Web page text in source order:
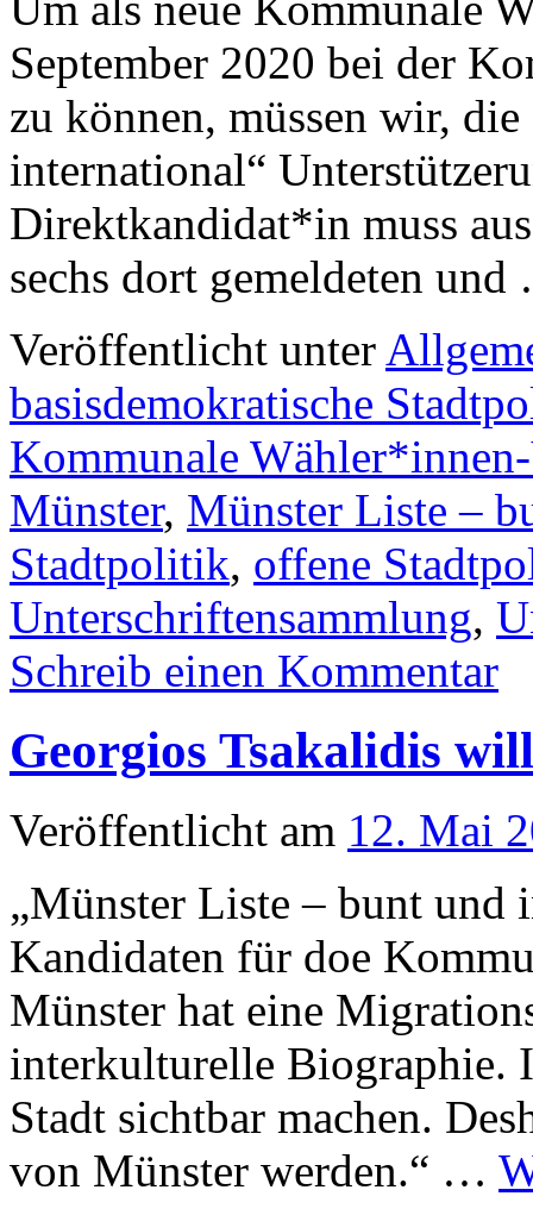
September 2020 bei der
zu können, müssen wir,
international“
Direktkandidat*in muss
sechs dort gemeldeten
Veröffentlicht unter
basisdemokratische
Kommunale
Münster, Münster Liste –
Stadtpolitik, offene
Unterschriftensammlung,
Schreib einen Kommentar
Georgios Tsakalidis
Veröffentlicht am 12. Mai
„Münster Liste – bunt und
Kandidaten für doe
Münster hat eine
interkulturelle Biographie.
Stadt sichtbar machen.
von Münster werden.“ …